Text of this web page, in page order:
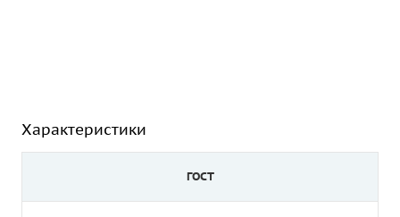
Характеристики
ГОСТ